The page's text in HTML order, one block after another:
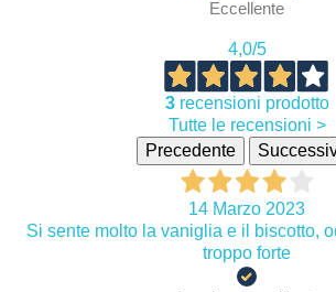
Eccellente
4,0/5
3recensioni prodotto
Tutte le recensioni >
Precedente
14 Marzo 2023
Si sente molto la vaniglia e il biscotto,
troppo forte